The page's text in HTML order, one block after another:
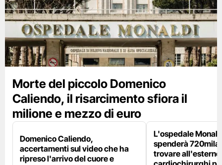
Morte del piccolo Domenico
Caliendo, il risarcimento sfiora il
milione e mezzo di euro
Domenico Caliendo,
accertamenti sul video che ha
ripreso l'arrivo del cuore e
L'ospedale
spenderà 720mila
trovare all'esterno